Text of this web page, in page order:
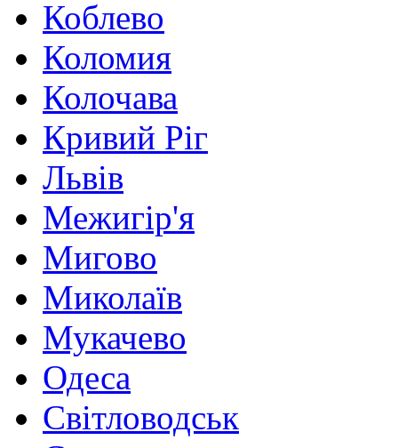
Коблево
Коломия
Колочава
Кривий Ріг
Львів
Межигір'я
Мигово
Миколаїв
Мукачево
Одеса
Світловодськ